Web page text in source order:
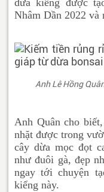
dừa kiểng được
Nhâm Dần 2022
Anh Lê Hồng
Anh Quân cho
nhặt được trong
cây dừa mọc đọt
như đuôi gà, đẹp
ngay tới chuyện
kiểng này.